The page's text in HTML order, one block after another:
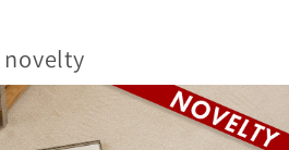
novelty